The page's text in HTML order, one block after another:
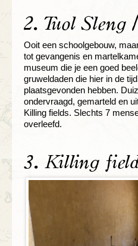
2. Tuol Sleng
Ooit een schoolgebouw,
tot gevangenis en
museum die je een goed
gruweldaden die hier in de
plaatsgevonden hebben.
ondervraagd, gemarteld en
Killing fields. Slechts 7
overleefd.
3. Killing